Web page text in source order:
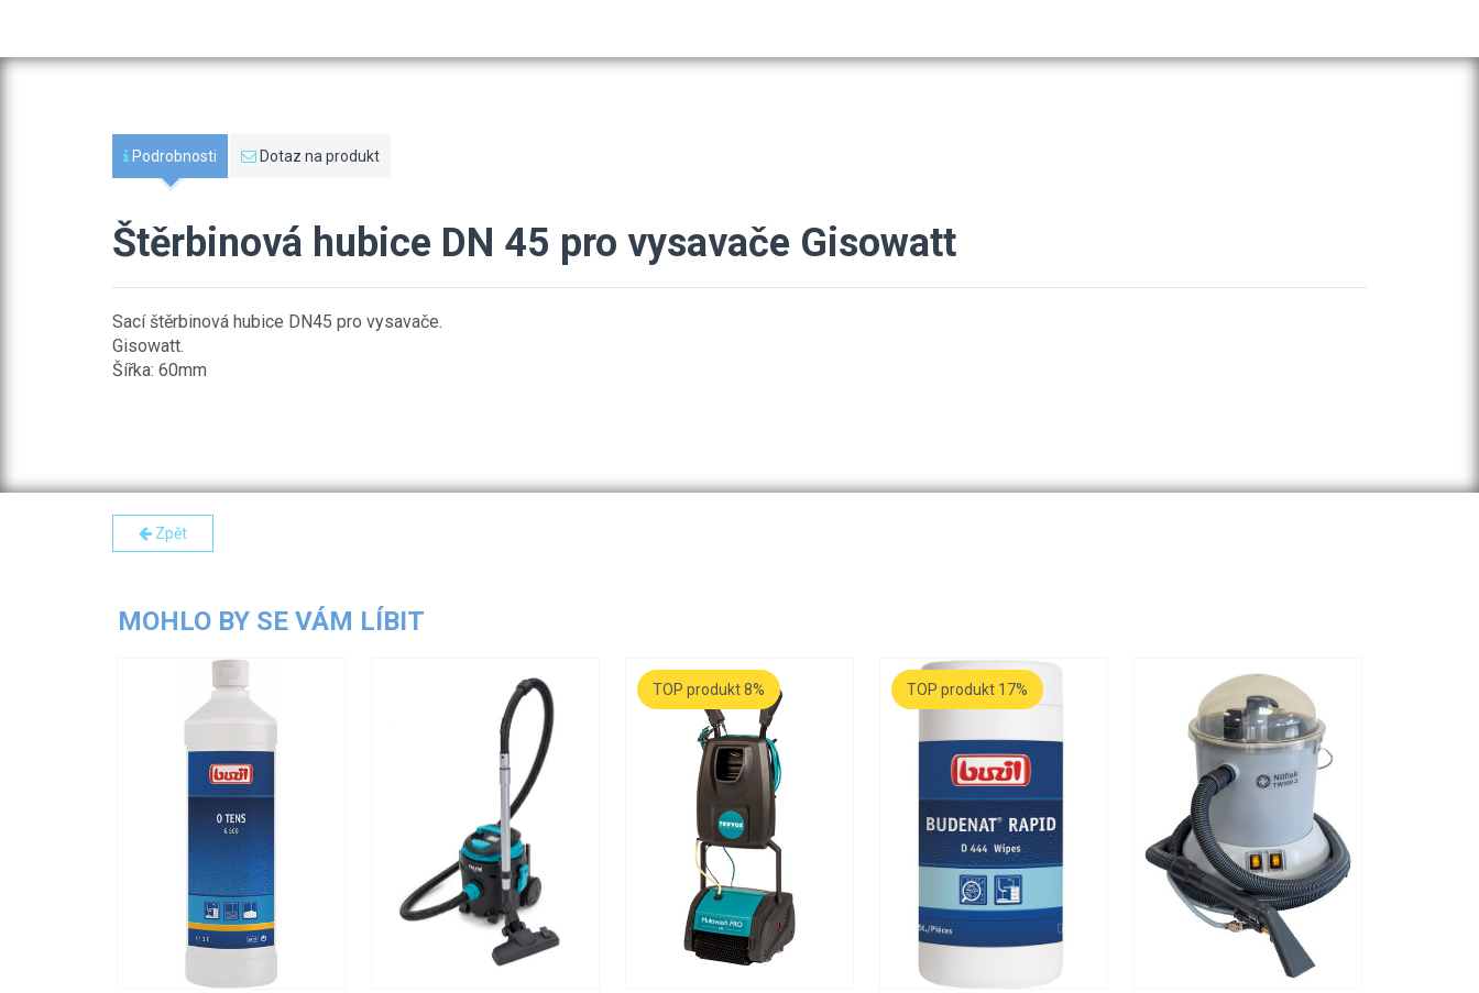
Podrobnosti Dotaz na produkt
Štěrbinová hubice DN 45 pro vysavače Gisowatt
Sací štěrbinová hubice DN45 pro vysavače.
Gisowatt.
Šířka: 60mm
Zpět
MOHLO BY SE VÁM LÍBIT
TOP produkt 8% TOP produkt 17%